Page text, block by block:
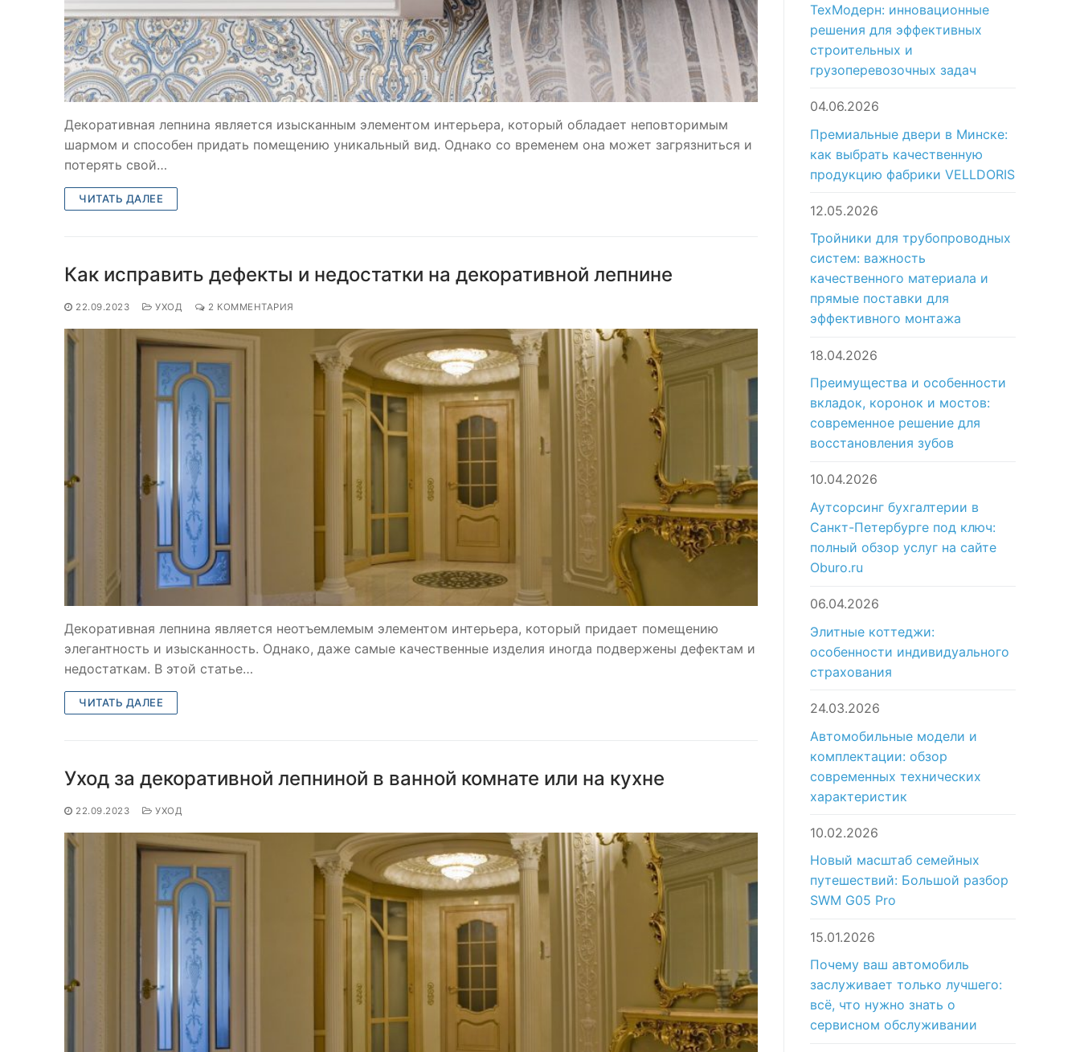
Декоративная лепнина является изысканным элементом интерьера, который обладает неповторимым
шармом и способен придать помещению уникальный вид. Однако со временем она может загрязниться и
потерять свой…
ЧИТАТЬ ДАЛЕЕ
Как исправить дефекты и недостатки на декоративной лепнине
22.09.2023 УХОД 2 КОММЕНТАРИЯ
Декоративная лепнина является неотъемлемым элементом интерьера, который придает помещению
элегантность и изысканность. Однако, даже самые качественные изделия иногда подвержены дефектам и
недостаткам. В этой статье…
ЧИТАТЬ ДАЛЕЕ
Уход за декоративной лепниной в ванной комнате или на кухне
22.09.2023 УХОД
ТехМодерн: инновационные
решения для эффективных
строительных и
грузоперевозочных задач
04.06.2026
Премиальные двери в Минске:
как выбрать качественную
продукцию фабрики VELLDORIS
12.05.2026
Тройники для трубопроводных
систем: важность
качественного материала и
прямые поставки для
эффективного монтажа
18.04.2026
Преимущества и особенности
вкладок, коронок и мостов:
современное решение для
восстановления зубов
10.04.2026
Аутсорсинг бухгалтерии в
Санкт-Петербурге под ключ:
полный обзор услуг на сайте
Oburo.ru
06.04.2026
Элитные коттеджи:
особенности индивидуального
страхования
24.03.2026
Автомобильные модели и
комплектации: обзор
современных технических
характеристик
10.02.2026
Новый масштаб семейных
путешествий: Большой разбор
SWM G05 Pro
15.01.2026
Почему ваш автомобиль
заслуживает только лучшего:
всё, что нужно знать о
сервисном обслуживании